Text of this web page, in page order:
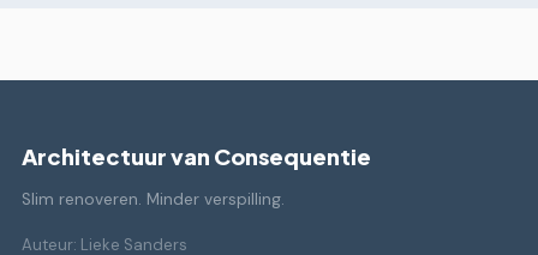
Architectuur van Consequentie
Slim renoveren. Minder verspilling.
Auteur: Lieke Sanders